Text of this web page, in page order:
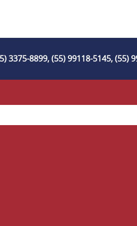
3375-8899, (55) 99118-5145, (55)